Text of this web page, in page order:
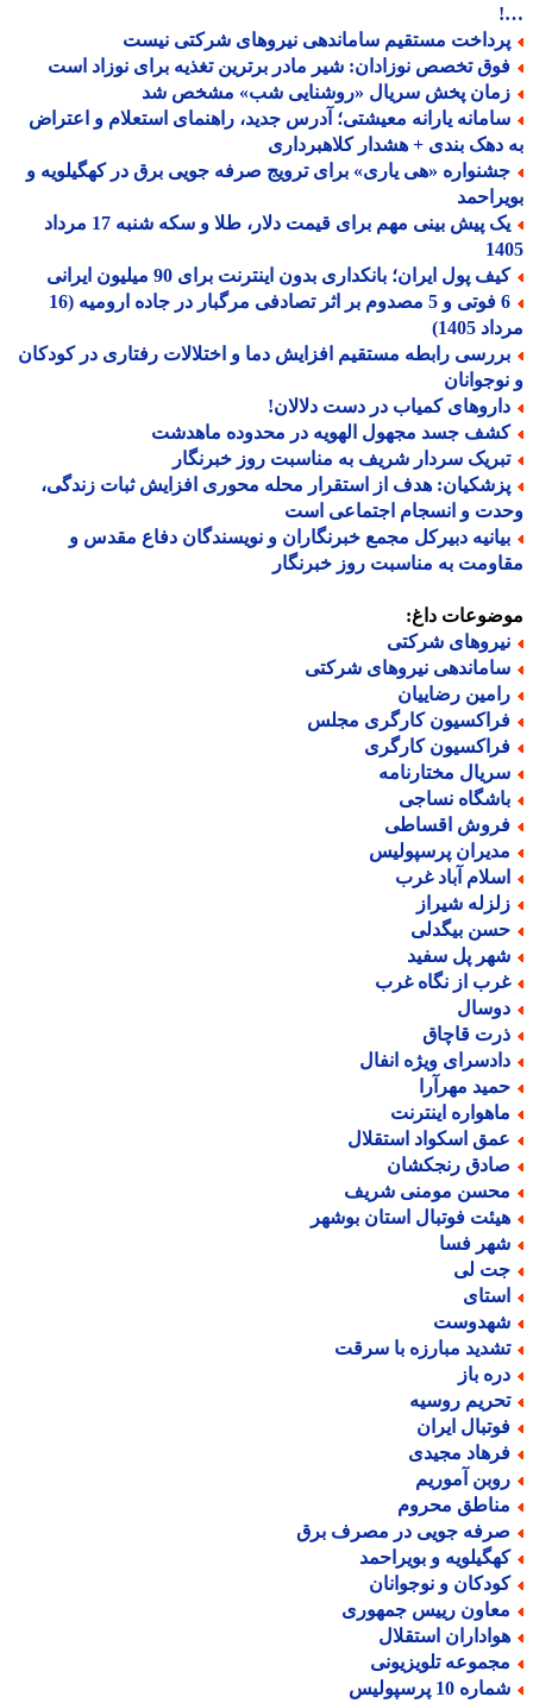
مستقیم ساماندهی نیروهای شرکتی نیست
تخصص نوزادان: شیر مادر برترین تغذیه برای نوزاد است
پخش سریال «روشنایی شب» مشخص شد
یارانه معیشتی؛ آدرس جدید، راهنمای استعلام و اعتراض
دهک بندی + هشدار کلاهبرداری
«هی یاری» برای ترویج صرفه جویی برق در کهگیلویه و
یک پیش بینی مهم برای قیمت دلار، طلا و سکه شنبه 17 مرداد
پول ایران؛ بانکداری بدون اینترنت برای 90 میلیون ایرانی
6 فوتی و 5 مصدوم بر اثر تصادفی مرگبار در جاده ارومیه (16
1405)
رابطه مستقیم افزایش دما و اختلالات رفتاری در کودکان
کمیاب در دست دلالان!
جسد مجهول الهویه در محدوده ماهدشت
سردار شریف به مناسبت روز خبرنگار
هدف از استقرار محله محوری افزایش ثبات زندگی،
و انسجام اجتماعی است
دبیرکل مجمع خبرنگاران و نویسندگان دفاع مقدس و
به مناسبت روز خبرنگار
داغ:
شرکتی
نیروهای شرکتی
رضاییان
کارگری مجلس
کارگری
مختارنامه
نساجی
اقساطی
پرسپولیس
آباد غرب
شیراز
بیگدلی
پل سفید
از نگاه غرب
قاچاق
ویژه انفال
مهرآرا
اینترنت
اسکواد استقلال
رنجکشان
مومنی شریف
فوتبال استان بوشهر
فسا
لی
مبارزه با سرقت
باز
روسیه
ایران
مجیدی
آموریم
محروم
جویی در مصرف برق
و بویراحمد
و نوجوانان
رییس جمهوری
استقلال
تلویزیونی
10 پرسپولیس